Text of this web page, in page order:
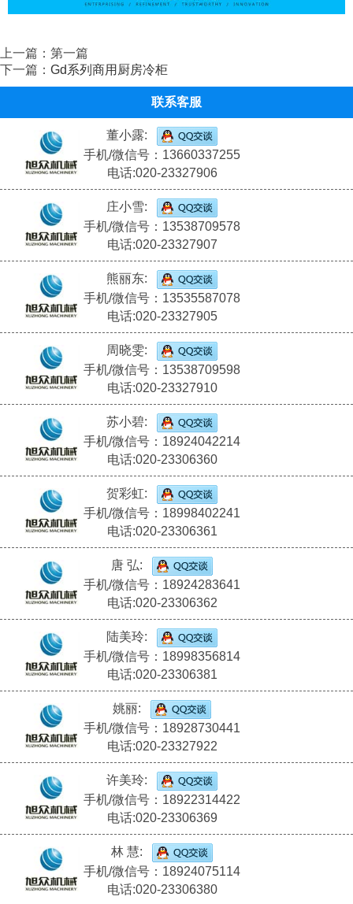
上一篇：第一篇
下一篇： Gd系列商用厨房冷柜
联系客服
董小露:
手机/微信号：13660337255
电话:020-23327906
庄小雪:
手机/微信号：13538709578
电话:020-23327907
熊丽东:
手机/微信号：13535587078
电话:020-23327905
周晓雯:
手机/微信号：13538709598
电话:020-23327910
苏小碧:
手机/微信号：18924042214
电话:020-23306360
贺彩虹:
手机/微信号：18998402241
电话:020-23306361
唐 弘:
手机/微信号：18924283641
电话:020-23306362
陆美玲:
手机/微信号：18998356814
电话:020-23306381
姚丽:
手机/微信号：18928730441
电话:020-23327922
许美玲:
手机/微信号：18922314422
电话:020-23306369
林 慧:
手机/微信号：18924075114
电话:020-23306380